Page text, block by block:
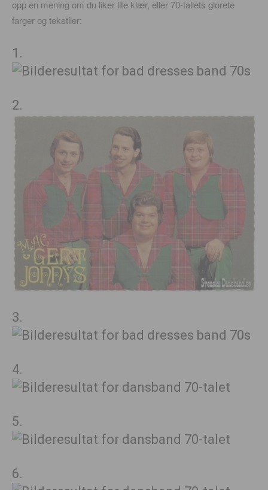
opp en mening om du liker lite klær, eller 70-tallets glorete
farger og tekstiler:
1.
2.
3.
4.
5.
6.